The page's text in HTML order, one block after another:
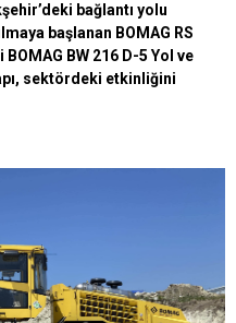
bağlantı yolu
başlanan BOMAG RS
BOMAG BW 216 D-5 Yol ve
sektördeki etkinliğini